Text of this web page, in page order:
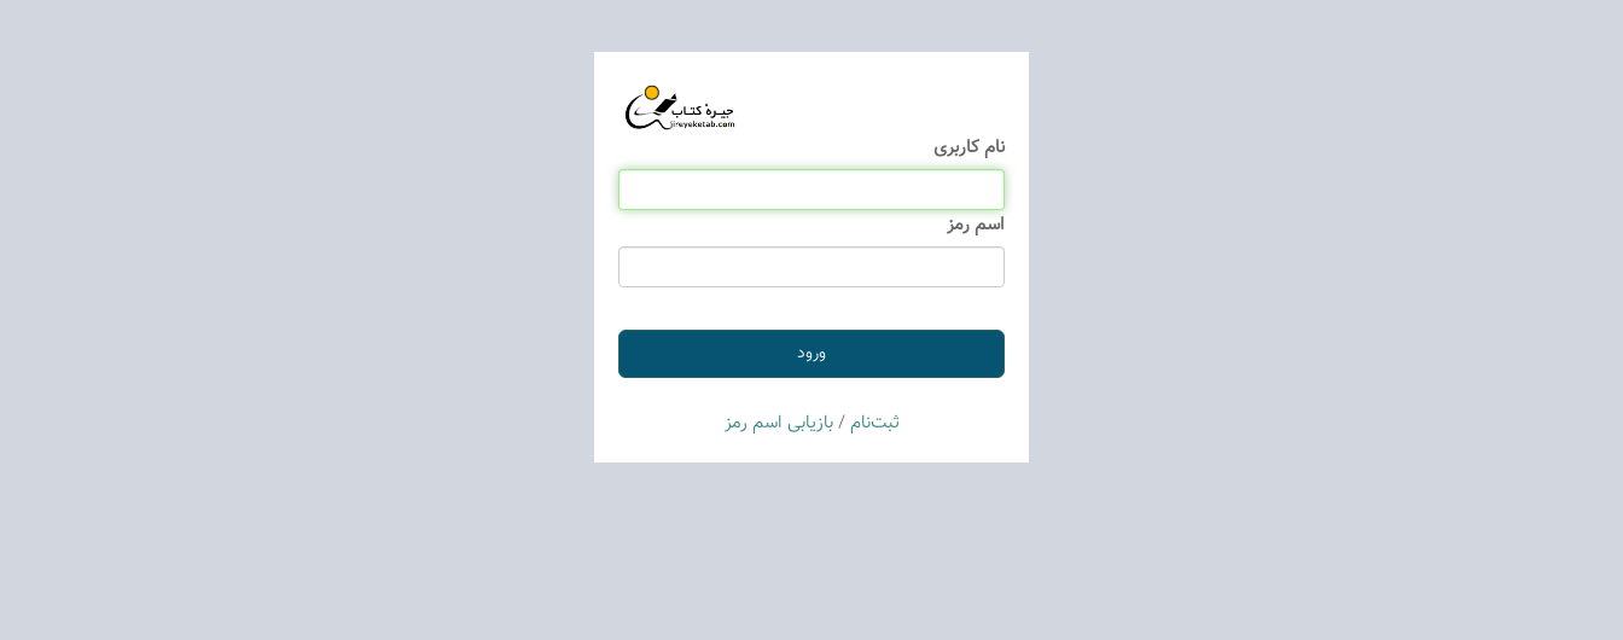
نام كاربری
اسم رمز
ثبت‌نام/بازیابی اسم رمز